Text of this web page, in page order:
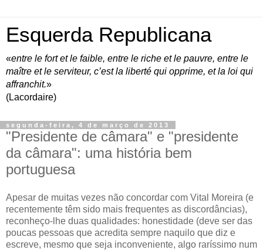
Esquerda Republicana
«entre le fort et le faible, entre le riche et le pauvre, entre le
maître et le serviteur, c’est la liberté qui opprime, et la loi qui
affranchit.»
(Lacordaire)
segunda-feira, 4 de março de 2013
"Presidente de câmara" e "presidente
da câmara": uma história bem
portuguesa
Apesar de muitas vezes não concordar com Vital Moreira (e
recentemente têm sido mais frequentes as discordâncias),
reconheço-lhe duas qualidades: honestidade (deve ser das
poucas pessoas que acredita sempre naquilo que diz e
escreve, mesmo que seja inconveniente, algo raríssimo num